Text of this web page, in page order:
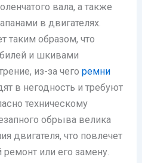
вала, а также
в двигателях.
таким образом, что
и шкивами
из-за чегоремни
в негодность и требуют
техническому
обрыва велика
двигателя, что повлечет
или его замену.